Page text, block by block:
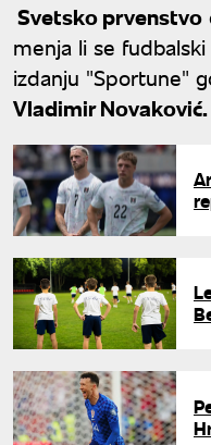
Svetsko prvenstvo
menja li se
izdanju "Sportune"
Vladimir Novaković.